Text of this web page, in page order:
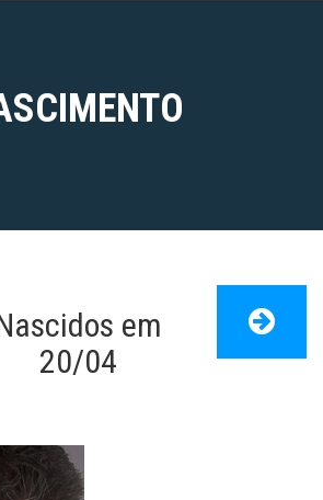
Papo de Cinema
em
20/04